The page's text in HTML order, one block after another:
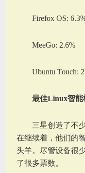
Firefox OS:
MeeGo: 2.6%
Ubuntu Touch:
最佳Linux智能
三星创造了不
在继续着，他们的
头羊。尽管设备很
了很多票数。